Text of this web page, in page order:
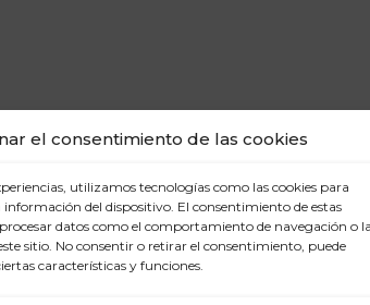
el consentimiento de las cookies
utilizamos tecnologías como las cookies para
información del dispositivo. El consentimiento de estas
datos como el comportamiento de navegación o
sitio. No consentir o retirar el consentimiento, puede
características y funciones.